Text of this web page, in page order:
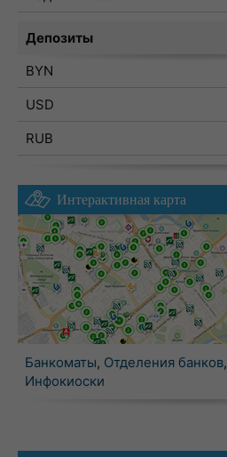
Депозиты
BYN
USD
RUB
Интерактивная карта
Банкоматы, Отделения банков,
Инфокиоски